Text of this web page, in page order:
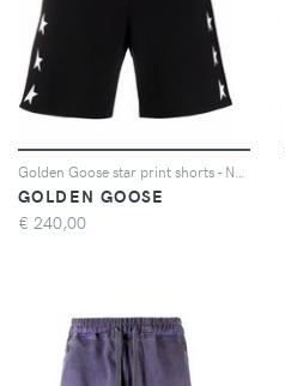
GOLDEN GOOSE
€ 240,00